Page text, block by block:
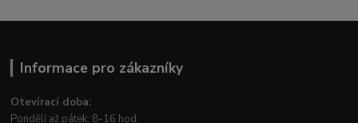
Informace pro zákazníky
Otevírací doba:
Pondělí až pátek: 8-16 hod.